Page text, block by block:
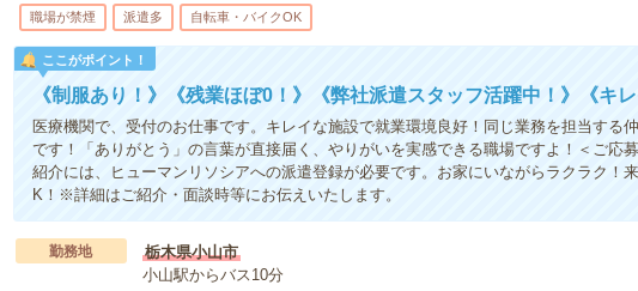
職場が禁煙 派遣多 自転車・バイクOK
ここがポイント！
《制服あり！》《残業ほぼ0！》《弊社派遣スタッフ活躍中！》《キレ
医療機関で、受付のお仕事です。キレイな施設で就業環境良好！同じ業務を担当する
です！「ありがとう」の言葉が直接届く、やりがいを実感できる職場ですよ！＜ご応
紹介には、ヒューマンリソシアへの派遣登録が必要です。お家にいながらラクラク！
K！※詳細はご紹介・面談時等にお伝えいたします。
勤務地
栃木県小山市
小山駅からバス10分